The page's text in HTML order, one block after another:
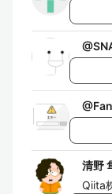
@
@
清野
Qiita